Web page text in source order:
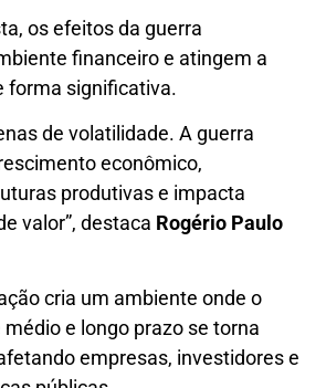
os efeitos da guerra
financeiro e atingem a
forma significativa.
de volatilidade. A guerra
econômico,
produtivas e impacta
valor”, destaca Rogério Paulo
cria um ambiente onde o
e longo prazo se torna
empresas, investidores e